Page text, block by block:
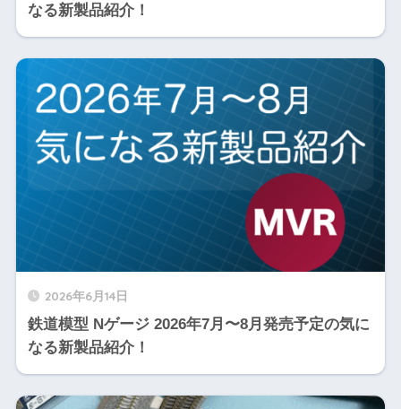
なる新製品紹介！
2026年6月14日
鉄道模型 Nゲージ 2026年7月〜8月発売予定の気に
なる新製品紹介！